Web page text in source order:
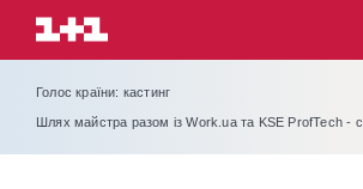
Голос країни: кастинг
Шлях майстра разом із Work.ua та KSE ProfTech -